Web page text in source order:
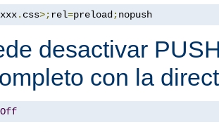
xxx. css>;rel=preload;nopush
desactivar
con la
Off